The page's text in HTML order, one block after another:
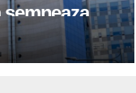
IMM-urilor si